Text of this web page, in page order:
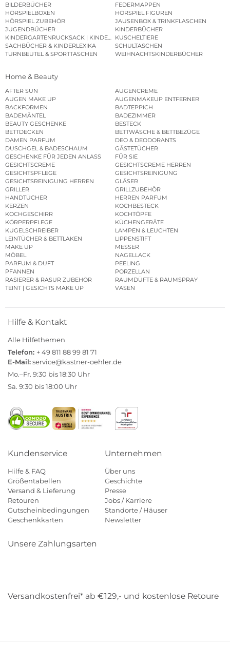
BILDERBÜCHER
FEDERMAPPEN
HÖRSPIELBOXEN
HÖRSPIEL FIGUREN
HÖRSPIEL ZUBEHÖR
JAUSENBOX & TRINKFLASCHEN
JUGENDBÜCHER
KINDERBÜCHER
KINDERGARTENRUCKSACK | KINDERGARTENBEUTEL
KUSCHELTIERE
SACHBÜCHER & KINDERLEXIKA
SCHULTASCHEN
TURNBEUTEL & SPORTTASCHEN
WEIHNACHTSKINDERBÜCHER
Home & Beauty
AFTER SUN
AUGENCREME
AUGEN MAKE UP
AUGENMAKEUP ENTFERNER
BACKFORMEN
BADTEPPICH
BADEMÄNTEL
BADEZIMMER
BEAUTY GESCHENKE
BESTECK
BETTDECKEN
BETTWÄSCHE & BETTBEZÜGE
DAMEN PARFUM
DEO & DEODORANTS
DUSCHGEL & BADESCHAUM
GÄSTETÜCHER
GESCHENKE FÜR JEDEN ANLASS
FÜR SIE
GESICHTSCREME
GESICHTSCREME HERREN
GESICHTSPFLEGE
GESICHTSREINIGUNG
GESICHTSREINIGUNG HERREN
GLÄSER
GRILLER
GRILLZUBEHÖR
HANDTÜCHER
HERREN PARFUM
KERZEN
KOCHBESTECK
KOCHGESCHIRR
KOCHTÖPFE
KÖRPERPFLEGE
KÜCHENGERÄTE
KUGELSCHREIBER
LAMPEN & LEUCHTEN
LEINTÜCHER & BETTLAKEN
LIPPENSTIFT
MAKE UP
MESSER
MÖBEL
NAGELLACK
PARFUM & DUFT
PEELING
PFANNEN
PORZELLAN
RASIERER & RASUR ZUBEHÖR
RAUMDÜFTE & RAUMSPRAY
TEINT | GESICHTS MAKE UP
VASEN
Hilfe & Kontakt
Alle Hilfethemen
Telefon: + 49 811 88 99 81 71
E-Mail:service@kastner-oehler.de
Mo.–Fr. 9:30 bis 18:30 Uhr
Sa. 9:30 bis 18:00 Uhr
Kundenservice
Hilfe & FAQ
Größentabellen
Versand & Lieferung
Retouren
Gutscheinbedingungen
Geschenkkarten
Unternehmen
Über uns
Geschichte
Presse
Jobs / Karriere
Standorte / Häuser
Newsletter
Unsere Zahlungsarten
Versandkostenfrei* ab €129,- und kostenlose Retoure